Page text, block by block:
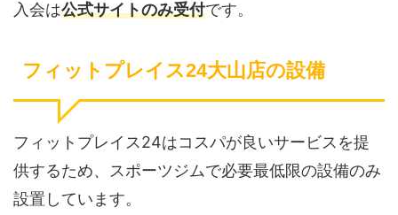
入会は公式サイトのみ受付です。
フィットプレイス24大山店の設備
フィットプレイス24はコスパが良いサービスを提
供するため、スポーツジムで必要最低限の設備のみ
設置しています。